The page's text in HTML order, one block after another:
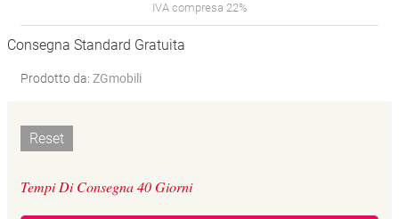
IVA compresa 22%
Consegna Standard Gratuita
Prodotto da: ZGmobili
Reset
Tempi Di Consegna 40 Giorni